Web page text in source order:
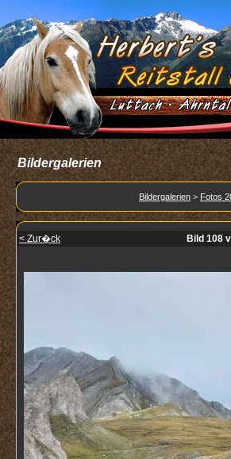
Bildergalerien
Bildergalerien > Fotos
< Zur�ck Bild 108